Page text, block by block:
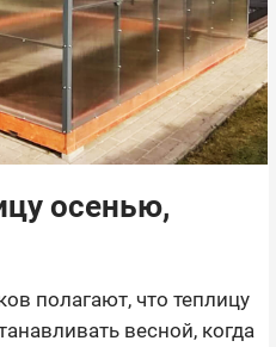
осенью,
полагают, что теплицу
весной, когда